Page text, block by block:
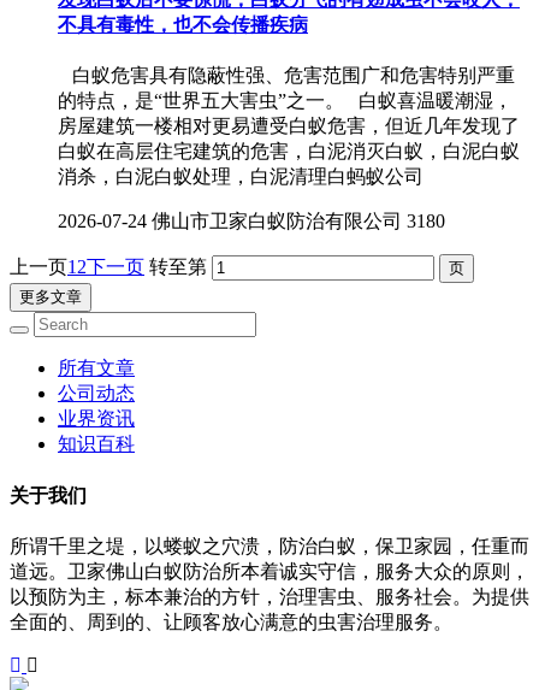
不具有毒性，也不会传播疾病
白蚁危害具有隐蔽性强、危害范围广和危害特别严重
的特点，是“世界五大害虫”之一。 白蚁喜温暖潮湿，
房屋建筑一楼相对更易遭受白蚁危害，但近几年发现了
白蚁在高层住宅建筑的危害，白泥消灭白蚁，白泥白蚁
消杀，白泥白蚁处理，白泥清理白蚂蚁公司
2026-07-24 佛山市卫家白蚁防治有限公司 3180
上一页1 2下一页 转至第
更多文章
所有文章
公司动态
业界资讯
知识百科
关于我们
所谓千里之堤，以蝼蚁之穴溃，防治白蚁，保卫家园，任重而
道远。卫家佛山白蚁防治所本着诚实守信，服务大众的原则，
以预防为主，标本兼治的方针，治理害虫、服务社会。为提供
全面的、周到的、让顾客放心满意的虫害治理服务。